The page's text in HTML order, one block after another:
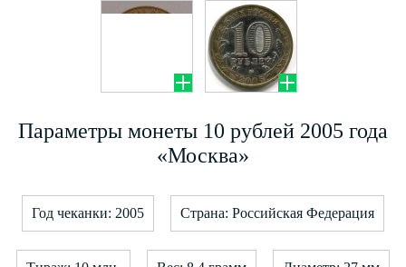
Параметры монеты 10 рублей 2005 года
«Москва»
Год чеканки: 2005 Страна: Российская Федерация